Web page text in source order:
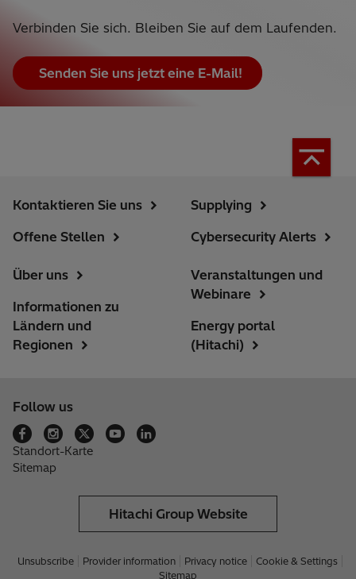
Verbinden Sie sich. Bleiben Sie auf dem Laufenden.
Senden Sie uns jetzt eine E-Mail!
Kontaktieren Sie uns
Offene Stellen
Supplying
Cybersecurity Alerts
Über uns
Informationen zu
Ländern und
Regionen
Veranstaltungen und
Webinare
Energy portal
(Hitachi)
Follow us
Standort-Karte
Sitemap
Hitachi Group Website
Unsubscribe Provider information Privacy notice
Cookie & Settings
Sitemap